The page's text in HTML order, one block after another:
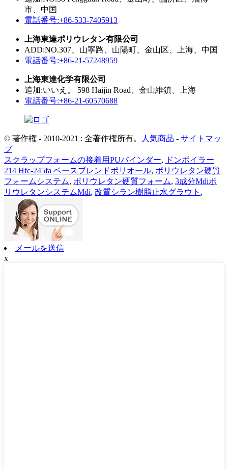
市、中国
電話番号:+86-533-7405913
上海東達ポリウレタン有限公司
ADD:NO.307、山寧路、山陽町、金山区、上海、中国
電話番号:+86-21-57248959
上海東達化学有限公司
追加:いいえ。 598 Haijin Road、金山維鎮、上海
電話番号:+86-21-60570688
© 著作権 - 2010-2021 : 全著作権所有。 人気商品 - サイトマッ
プ
スクラップフォームの接着用PUバインダー, ドンボイラー
214 Hfc-245fa ベースブレンドポリオール, ポリウレタン硬質
フォームシステム, ポリウレタン硬質フォーム, 3成分Mdiポ
リウレタンシステムMdi, 改質シラン樹脂止水グラウト ,
メールを送信
x